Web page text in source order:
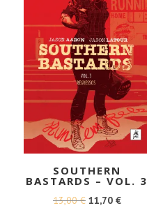
SOUTHERN
BASTARDS – VOL. 3
13,00€ O
11,70 €O